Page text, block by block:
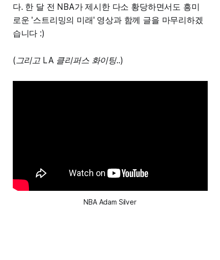
다. 한 달 전 NBA가 제시한 다소 황당하면서도 흥미
로운 '스트리밍의 미래' 영상과 함께 글을 마무리하겠
습니다 :)
(그리고 LA 클리퍼스 화이팅..)
NBA Adam Silver